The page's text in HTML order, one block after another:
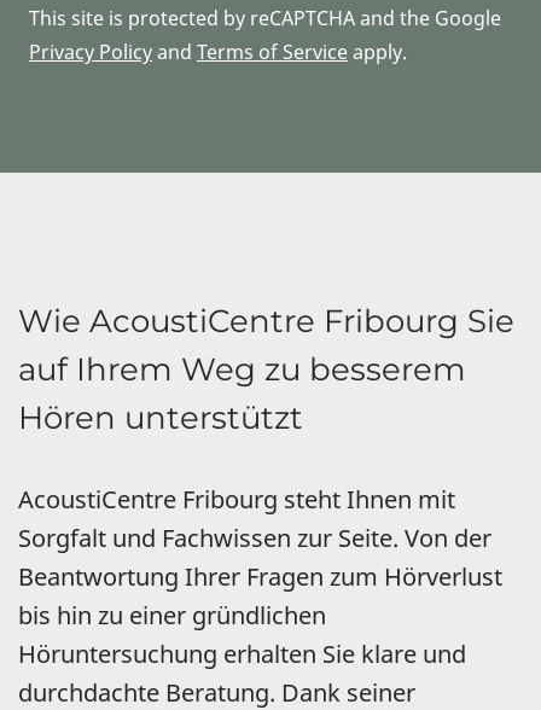
This site is protected by reCAPTCHA and the Google
Privacy Policyand Terms of Serviceapply.
Wie AcoustiCentre Fribourg Sie
auf Ihrem Weg zu besserem
Hören unterstützt
AcoustiCentre Fribourg steht Ihnen mit
Sorgfalt und Fachwissen zur Seite. Von der
Beantwortung Ihrer Fragen zum Hörverlust
bis hin zu einer gründlichen
Höruntersuchung erhalten Sie klare und
durchdachte Beratung. Dank seiner